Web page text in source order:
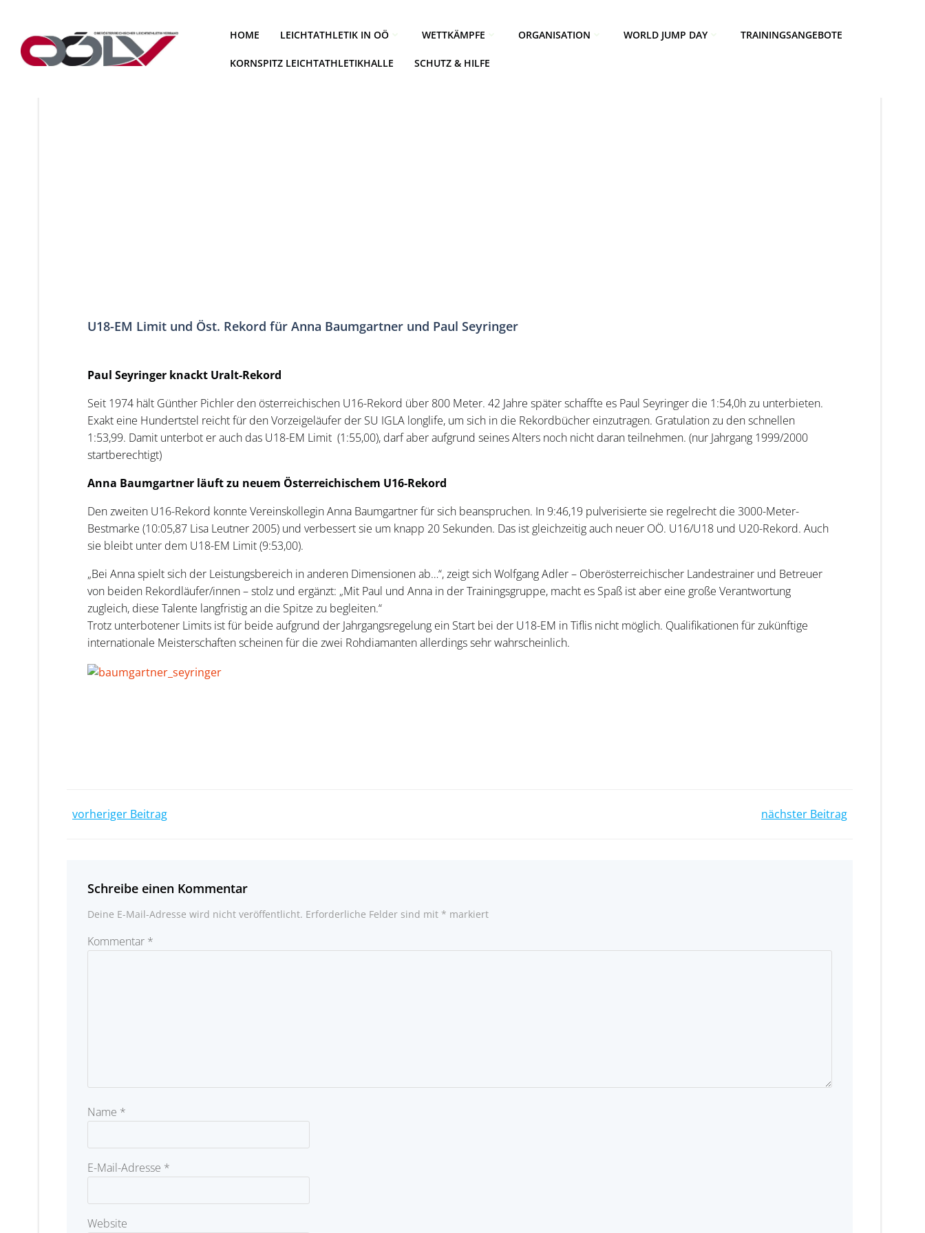
springen
HOME LEICHTATHLETIK IN OÖ WETTKÄMPFE ORGANISATION WORLD JUMP DAY TRAININGSANGEBOTE
KORNSPITZ LEICHTATHLETIKHALLE SCHUTZ & HILFE
U18-EM Limit und Öst. Rekord für Anna Baumgartner und Paul Seyringer
Paul Seyringer knackt Uralt-Rekord
Seit 1974 hält Günther Pichler den österreichischen U16-Rekord über 800 Meter. 42 Jahre später schaffte es Paul Seyringer die 1:54,0h zu unterbieten.
Exakt eine Hundertstel reicht für den Vorzeigeläufer der SU IGLA longlife, um sich in die Rekordbücher einzutragen. Gratulation zu den schnellen
1:53,99. Damit unterbot er auch das U18-EM Limit (1:55,00), darf aber aufgrund seines Alters noch nicht daran teilnehmen. (nur Jahrgang 1999/2000
startberechtigt)
Anna Baumgartner läuft zu neuem Österreichischem U16-Rekord
Den zweiten U16-Rekord konnte Vereinskollegin Anna Baumgartner für sich beanspruchen. In 9:46,19 pulverisierte sie regelrecht die 3000-Meter-
Bestmarke (10:05,87 Lisa Leutner 2005) und verbessert sie um knapp 20 Sekunden. Das ist gleichzeitig auch neuer OÖ. U16/U18 und U20-Rekord. Auch
sie bleibt unter dem U18-EM Limit (9:53,00).
„Bei Anna spielt sich der Leistungsbereich in anderen Dimensionen ab…“, zeigt sich Wolfgang Adler – Oberösterreichischer Landestrainer und Betreuer
von beiden Rekordläufer/innen – stolz und ergänzt: „Mit Paul und Anna in der Trainingsgruppe, macht es Spaß ist aber eine große Verantwortung
zugleich, diese Talente langfristig an die Spitze zu begleiten.“
Trotz unterbotener Limits ist für beide aufgrund der Jahrgangsregelung ein Start bei der U18-EM in Tiflis nicht möglich. Qualifikationen für zukünftige
internationale Meisterschaften scheinen für die zwei Rohdiamanten allerdings sehr wahrscheinlich.
Post
vorheriger Beitrag nächster Beitrag
Schreibe einen Kommentar
Deine E-Mail-Adresse wird nicht veröffentlicht. Erforderliche Felder sind mit * markiert
Kommentar *
Name *
E-Mail-Adresse *
Website